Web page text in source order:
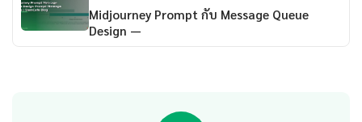
Midjourney Prompt กับ Message Queue
Design —